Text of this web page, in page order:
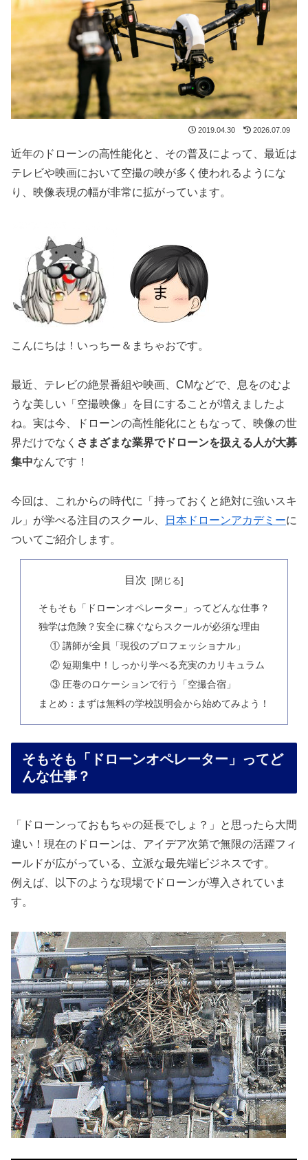
2019.04.30 2026.07.09
近年のドローンの高性能化と、その普及によって、最近は
テレビや映画において空撮の映が多く使われるようにな
り、映像表現の幅が非常に拡がっています。
こんにちは！いっちー＆まちゃおです。
最近、テレビの絶景番組や映画、CMなどで、息をのむよ
うな美しい「空撮映像」を目にすることが増えましたよ
ね。実は今、ドローンの高性能化にともなって、映像の世
界だけでなく さまざまな業界でドローンを扱える人が大募
集中なんです！
今回は、これからの時代に「持っておくと絶対に強いスキ
ル」が学べる注目のスクール、
日本ドローンアカデミーに
ついてご紹介します。
目次
そもそも「ドローンオペレーター」ってどんな仕事？
独学は危険？安全に稼ぐならスクールが必須な理由
① 講師が全員「現役のプロフェッショナル」
② 短期集中！しっかり学べる充実のカリキュラム
③ 圧巻のロケーションで行う「空撮合宿」
まとめ：まずは無料の学校説明会から始めてみよう！
そもそも「ドローンオペレーター」ってど
んな仕事？
「ドローンっておもちゃの延長でしょ？」と思ったら大間
違い！現在のドローンは、アイデア次第で無限の活躍フィ
ールドが広がっている、立派な最先端ビジネスです。
例えば、以下のような現場でドローンが導入されていま
す。